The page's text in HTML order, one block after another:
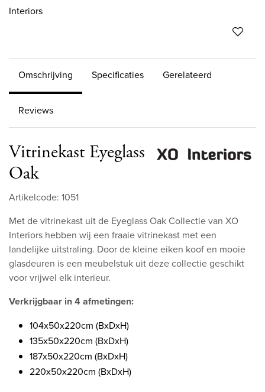
Omschrijving Specificaties Gerelateerd
Reviews
Vitrinekast Eyeglass
Oak
Artikelcode: 1051
Met de vitrinekast uit de Eyeglass Oak Collectie van XO
Interiors hebben wij een fraaie vitrinekast met een
landelijke uitstraling. Door de kleine eiken koof en mooie
glasdeuren is een meubelstuk uit deze collectie geschikt
voor vrijwel elk interieur.
Verkrijgbaar in 4 afmetingen:
104x50x220cm (BxDxH)
135x50x220cm (BxDxH)
187x50x220cm (BxDxH)
220x50x220cm (BxDxH)